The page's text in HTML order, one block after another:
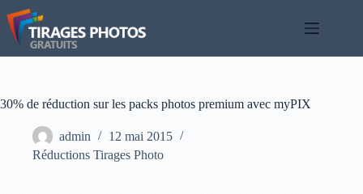
Passer
au
contenu
30% de réduction sur les packs photos premium avec myPIX
admin
12 mai 2015
Réductions Tirages Photo